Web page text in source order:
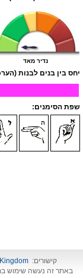
נדיר מאד
יחס בין בנים לבנות
שפת הסימנים:
קישורים:
באתר זה נעשה שימוש